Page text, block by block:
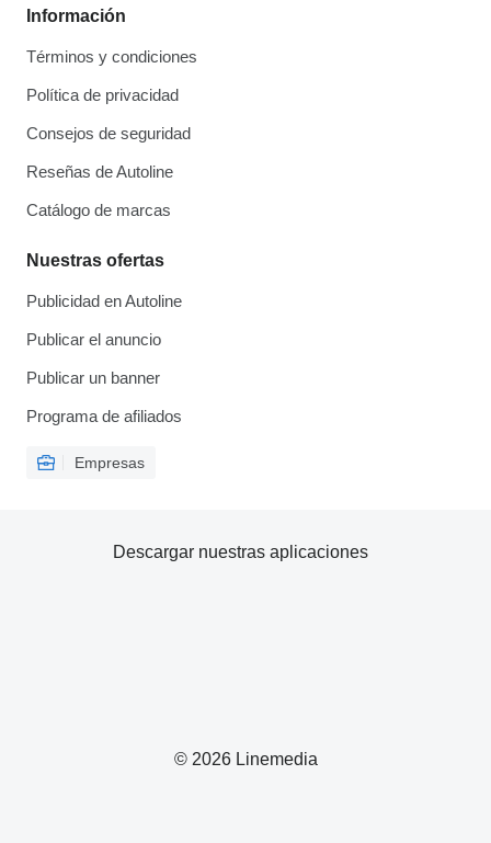
Información
Términos y condiciones
Política de privacidad
Consejos de seguridad
Reseñas de Autoline
Catálogo de marcas
Nuestras ofertas
Publicidad en Autoline
Publicar el anuncio
Publicar un banner
Programa de afiliados
Empresas
© 2026 Linemedia
Descargar nuestras aplicaciones